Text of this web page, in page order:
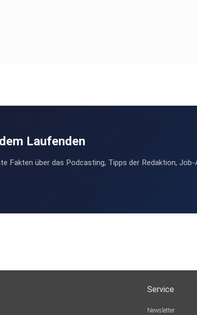
Laufenden
Fakten über das Podcasting, Tipps der Redaktion, Job-
Service
Newsletter